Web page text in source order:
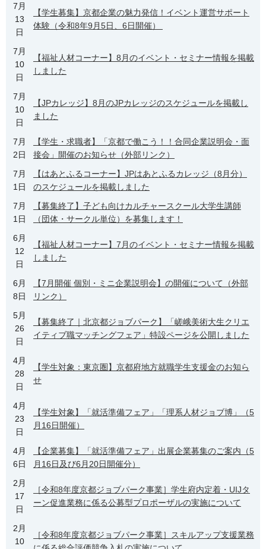
7月
13
日
【学生募集】京都企業の魅力発信！イベント運営サポート
体験（令和8年9月5日、6日開催）
7月
10
日
【福祉人材コーナー】8月のイベント・セミナー情報を掲載
しました
7月
10
日
【JPカレッジ】8月のJPカレッジのスケジュールを掲載し
ました
7月
2日
【学生・求職者】「京都で働こう！！合同企業説明会・面
接会」開催のお知らせ（外部リンク）
7月
1日
【はあとふるコーナー】JPはあとふるカレッジ（8月分）
のスケジュールを掲載しました
7月
1日
【募集終了】子ども向けカルチャースクール大学生講師
（団体・サークル単位）を募集します！
6月
12
日
【福祉人材コーナー】7月のイベント・セミナー情報を掲載
しました
6月
8日
【7月開催 個別・ミニ企業説明会】の開催について（外部
リンク）
5月
26
日
【募集終了｜北京都ジョブパーク】「嵯峨美術大生クリエ
イティブ職マッチングフェア」特設ページを公開しました
4月
28
日
【学生対象：東京圏】京都府地方就職学生支援金のお知ら
せ
4月
23
日
【学生対象】「就活準備フェア」「理系人材ジョブ博」（5
月16日開催）
4月
6日
【企業募集】「就活準備フェア」出展企業募集のご案内（5
月16日及び6月20日開催分）
2月
17
日
［令和8年度京都ジョブパーク事業］学生府内定着・UIJタ
ーン促進業務に係る公募型プロポーザルの実施について
2月
10
［令和8年度京都ジョブパーク事業］スキルアップ支援業務